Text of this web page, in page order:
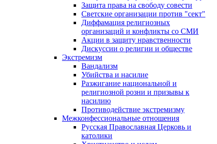
Защита права на свободу совести
Светские организации против "сект"
Диффамация религиозных
организаций и конфликты со СМИ
Акции в защиту нравственности
Дискуссии о религии и обществе
Экстремизм
Вандализм
Убийства и насилие
Разжигание национальной и
религиозной розни и призывы к
насилию
Противодействие экстремизму
Межконфессиональные отношения
Русская Православная Церковь и
католики